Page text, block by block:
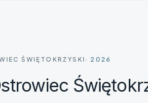
ŚWIĘTOKRZYSKI· 2026